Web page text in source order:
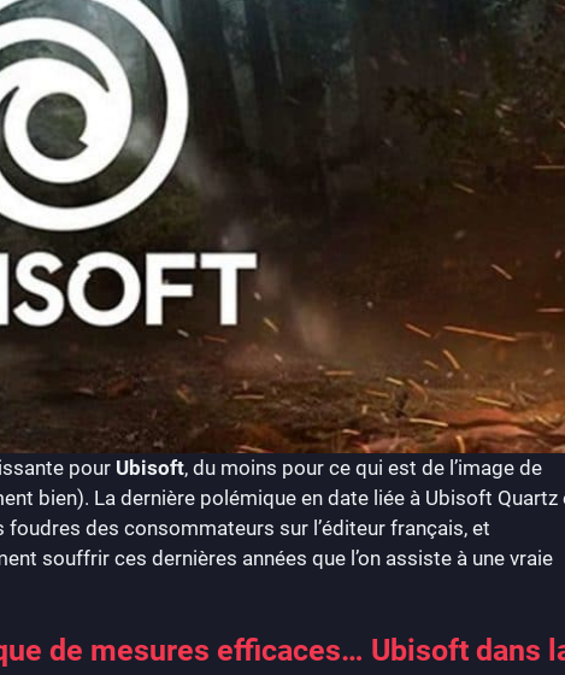
pour Ubisoft, du moins pour ce qui est de l’image de
bien). La dernière polémique en date liée à Ubisoft Quartz
des consommateurs sur l’éditeur français, et
souffrir ces dernières années que l’on assiste à une vraie
de mesures efficaces… Ubisoft dans